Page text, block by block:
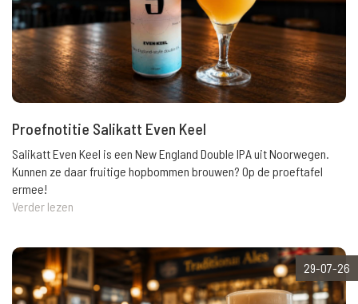
Proefnotitie Salikatt Even Keel
Salikatt Even Keel is een New England Double IPA uit Noorwegen.
Kunnen ze daar fruitige hopbommen brouwen? Op de proeftafel
ermee!
Verder lezen
29-07-26